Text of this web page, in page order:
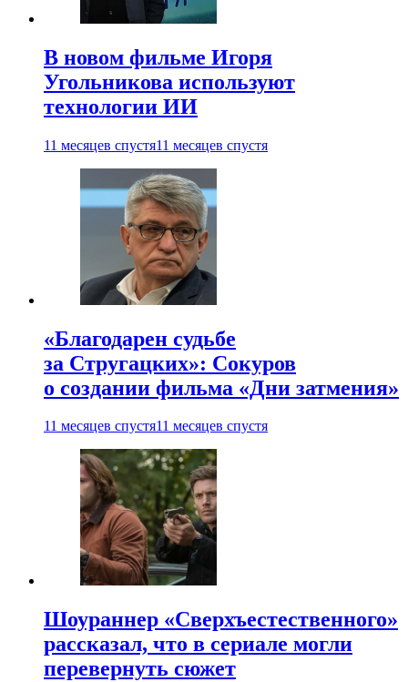
В новом фильме Игоря
Угольникова используют
технологии ИИ
11 месяцев спустя11 месяцев спустя
«Благодарен судьбе
за Стругацких»: Сокуров
о создании фильма «Дни затмения»
11 месяцев спустя11 месяцев спустя
Шоураннер «Сверхъестественного»
рассказал, что в сериале могли
перевернуть сюжет